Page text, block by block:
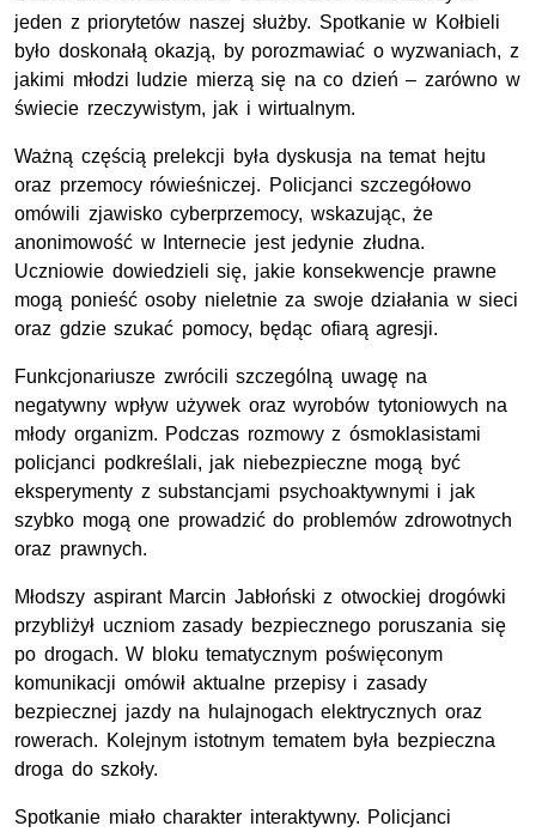
jeden z priorytetów naszej służby. Spotkanie w Kołbieli
było doskonałą okazją, by porozmawiać o wyzwaniach, z
jakimi młodzi ludzie mierzą się na co dzień – zarówno w
świecie rzeczywistym, jak i wirtualnym.
Ważną częścią prelekcji była dyskusja na temat hejtu
oraz przemocy rówieśniczej. Policjanci szczegółowo
omówili zjawisko cyberprzemocy, wskazując, że
anonimowość w Internecie jest jedynie złudna.
Uczniowie dowiedzieli się, jakie konsekwencje prawne
mogą ponieść osoby nieletnie za swoje działania w sieci
oraz gdzie szukać pomocy, będąc ofiarą agresji.
Funkcjonariusze zwrócili szczególną uwagę na
negatywny wpływ używek oraz wyrobów tytoniowych na
młody organizm. Podczas rozmowy z ósmoklasistami
policjanci podkreślali, jak niebezpieczne mogą być
eksperymenty z substancjami psychoaktywnymi i jak
szybko mogą one prowadzić do problemów zdrowotnych
oraz prawnych.
Młodszy aspirant Marcin Jabłoński z otwockiej drogówki
przybliżył uczniom zasady bezpiecznego poruszania się
po drogach. W bloku tematycznym poświęconym
komunikacji omówił aktualne przepisy i zasady
bezpiecznej jazdy na hulajnogach elektrycznych oraz
rowerach. Kolejnym istotnym tematem była bezpieczna
droga do szkoły.
Spotkanie miało charakter interaktywny. Policjanci